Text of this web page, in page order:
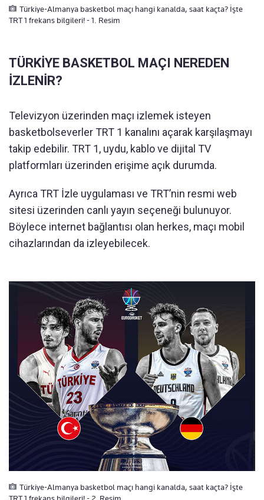
Türkiye-Almanya basketbol maçı hangi kanalda, saat kaçta? İşte
TRT 1 frekans bilgileri! - 1. Resim
TÜRKİYE BASKETBOL MAÇI NEREDEN
İZLENİR?
Televizyon üzerinden maçı izlemek isteyen
basketbolseverler TRT 1 kanalını açarak karşılaşmayı
takip edebilir. TRT 1, uydu, kablo ve dijital TV
platformları üzerinden erişime açık durumda.
Ayrıca TRT İzle uygulaması ve TRT’nin resmi web
sitesi üzerinden canlı yayın seçeneği bulunuyor.
Böylece internet bağlantısı olan herkes, maçı mobil
cihazlarından da izleyebilecek.
Türkiye-Almanya basketbol maçı hangi kanalda, saat kaçta? İşte